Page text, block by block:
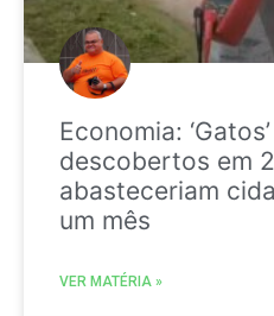
Economia:
descobertos em
abasteceriam
um mês
VER MATÉRIA »